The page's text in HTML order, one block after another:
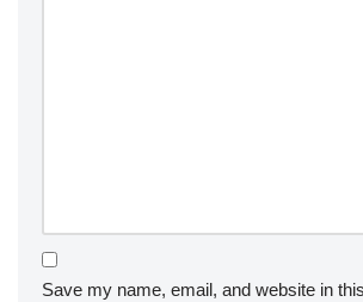
Save my name, email, and website in